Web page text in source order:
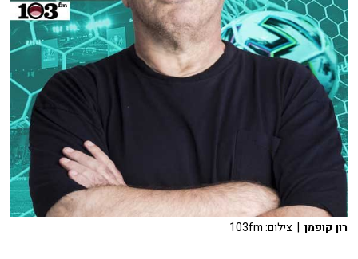
רון קופמן | צילום: 103fm